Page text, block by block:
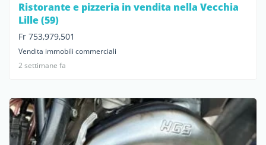
Ristorante e pizzeria in vendita nella Vecchia
Lille (59)
Fr 753,979,501
Vendita immobili commerciali
2 settimane fa